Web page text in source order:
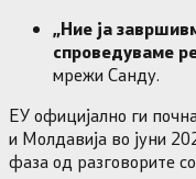
„Ние ја
спроведуваме
мрежи Санду.
ЕУ официјално ги
и Молдавија во јуни
фаза од разговорите